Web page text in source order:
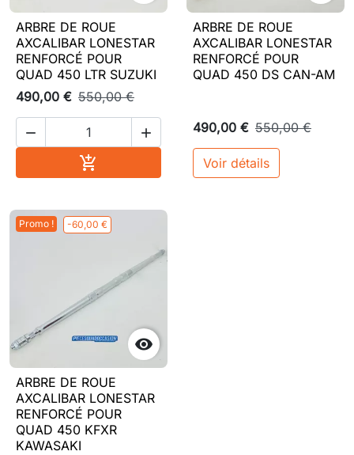
ARBRE DE ROUE
AXCALIBAR LONESTAR
RENFORCÉ POUR
QUAD 450 LTR SUZUKI
490,00 € 550,00 €
 

ARBRE DE ROUE
AXCALIBAR LONESTAR
RENFORCÉ POUR
QUAD 450 DS CAN-AM
490,00 € 550,00 €
Voir détails
Promo ! -60,00 €

ARBRE DE ROUE
AXCALIBAR LONESTAR
RENFORCÉ POUR
QUAD 450 KFXR
KAWASAKI